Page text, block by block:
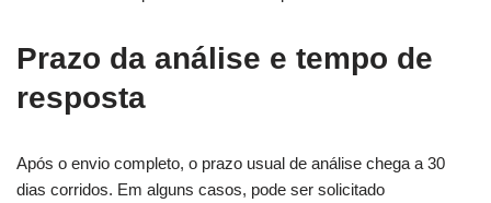
Prazo da análise e tempo de
resposta
Após o envio completo, o prazo usual de análise chega a 30
dias corridos. Em alguns casos, pode ser solicitado